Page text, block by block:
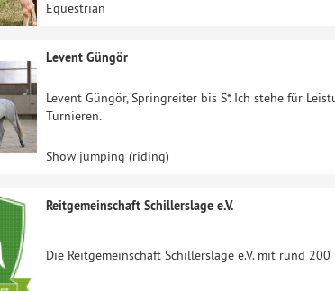
Equestrian
Levent Güngör
Levent Güngör, Springreiter bis S*. Ich stehe für
Turnieren.
Show jumping (riding)
Reitgemeinschaft Schillerslage e.V.
Die Reitgemeinschaft Schillerslage e.V. mit rund